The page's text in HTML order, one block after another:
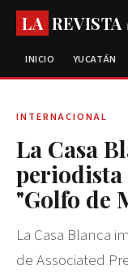
LA REVISTA
INICIO YUCATÁN
INTERNACIONAL
La Casa
periodista
"Golfo de
La Casa Blanca
de Associated